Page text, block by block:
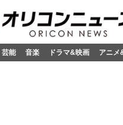
芸能 音楽 ドラマ&映画 アニメ